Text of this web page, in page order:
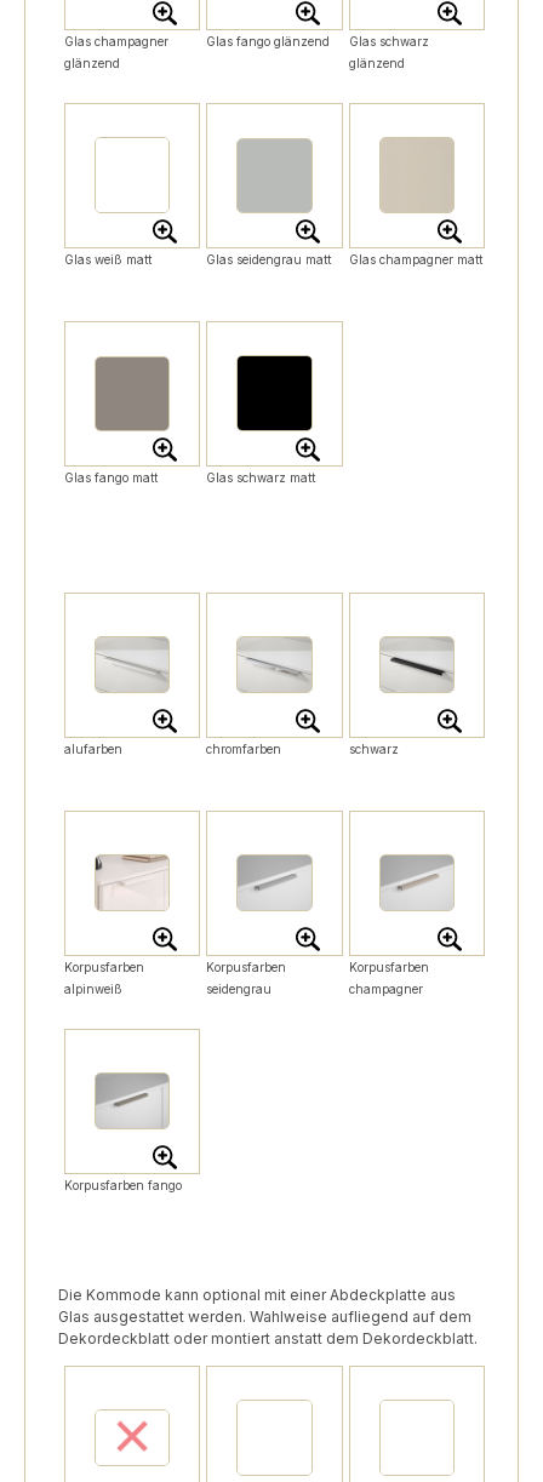
Glas champagner
glänzend
Glas fango glänzend
Glas schwarz
glänzend
Glas weiß matt Glas seidengrau matt Glas champagner matt
Glas fango matt Glas schwarz matt
alufarben chromfarben schwarz
Korpusfarben
alpinweiß
Korpusfarben
seidengrau
Korpusfarben
champagner
Korpusfarben fango
Die Kommode kann optional mit einer Abdeckplatte aus
Glas ausgestattet werden. Wahlweise aufliegend auf dem
Dekordeckblatt oder montiert anstatt dem Dekordeckblatt.